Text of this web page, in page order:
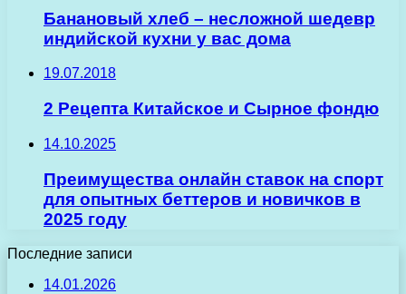
Банановый хлеб – несложной шедевр
индийской кухни у вас дома
19.07.2018
2 Рецепта Китайское и Сырное фондю
14.10.2025
Преимущества онлайн ставок на спорт
для опытных беттеров и новичков в
2025 году
Последние записи
14.01.2026